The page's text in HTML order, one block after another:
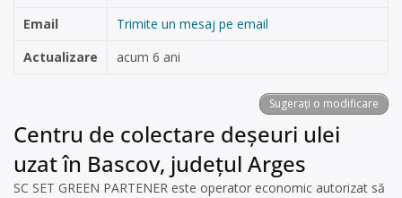
Email
Trimite un mesaj pe email
Actualizare
acum 6 ani
Sugerați o modificare
Centru de colectare deșeuri ulei
uzat în Bascov, județul Arges
SC SET GREEN PARTENER este operator economic autorizat să